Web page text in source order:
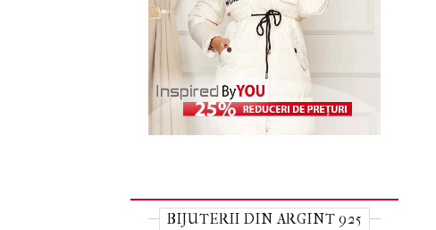
BIJUTERII DIN ARGINT 925